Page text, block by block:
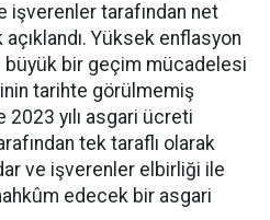
tarafından net
Yüksek enflasyon
büyük bir geçim mücadelesi
tarihte görülmemiş
yılı asgari ücreti
tek taraflı olarak
ve işverenler elbirliği ile
edecek bir asgari